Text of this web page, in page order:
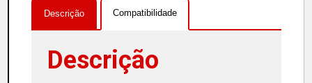
Descrição Compatibilidade
Descrição